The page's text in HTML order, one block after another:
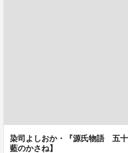
染司よしおか・『源氏物語 五
藍のかさね】